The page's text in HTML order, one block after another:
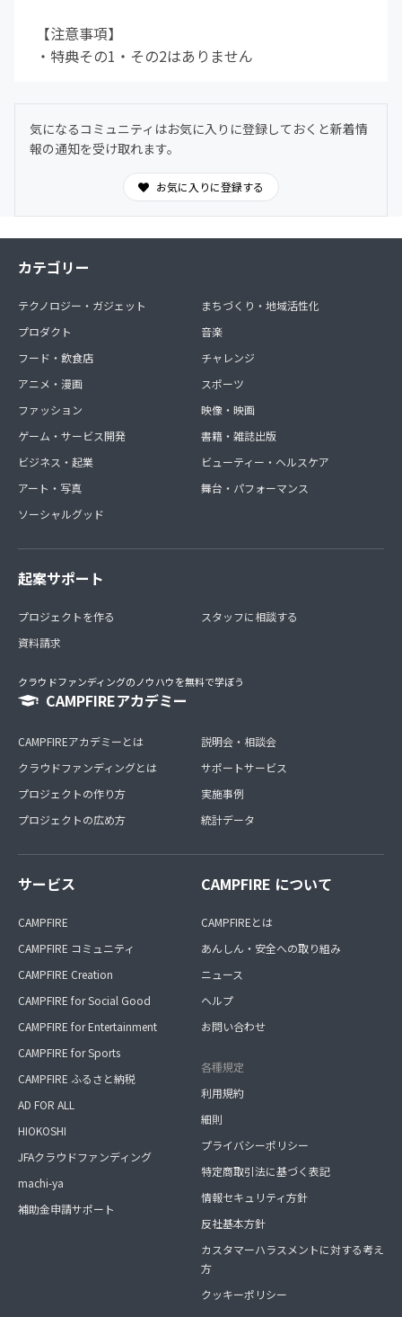
【注意事項】
・特典その1・その2はありません
気になるコミュニティはお気に入りに登録しておくと新着情
報の通知を受け取れます。
お気に入りに登録する
カテゴリー
テクノロジー・ガジェット
プロダクト
フード・飲食店
アニメ・漫画
ファッション
ゲーム・サービス開発
ビジネス・起業
アート・写真
ソーシャルグッド
まちづくり・地域活性化
音楽
チャレンジ
スポーツ
映像・映画
書籍・雑誌出版
ビューティー・ヘルスケア
舞台・パフォーマンス
起案サポート
プロジェクトを作る
資料請求
スタッフに相談する
クラウドファンディングのノウハウを無料で学ぼう
CAMPFIREアカデミー
CAMPFIREアカデミーとは
クラウドファンディングとは
プロジェクトの作り方
プロジェクトの広め方
説明会・相談会
サポートサービス
実施事例
統計データ
サービス
CAMPFIRE
CAMPFIRE コミュニティ
CAMPFIRE Creation
CAMPFIRE for Social Good
CAMPFIRE for Entertainment
CAMPFIRE for Sports
CAMPFIRE ふるさと納税
AD FOR ALL
HIOKOSHI
JFAクラウドファンディング
machi-ya
補助金申請サポート
CAMPFIRE について
CAMPFIREとは
あんしん・安全への取り組み
ニュース
ヘルプ
お問い合わせ
各種規定
利用規約
細則
プライバシーポリシー
特定商取引法に基づく表記
情報セキュリティ方針
反社基本方針
カスタマーハラスメントに対する考え
方
クッキーポリシー